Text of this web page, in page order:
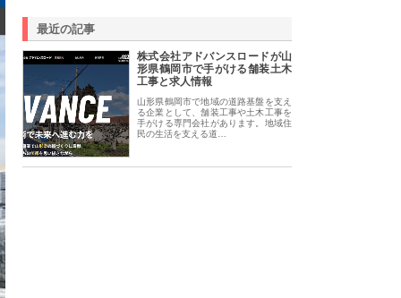
最近の記事
株式会社アドバンスロードが山
形県鶴岡市で手がける舗装土木
工事と求人情報
山形県鶴岡市で地域の道路基盤を支え
る企業として、舗装工事や土木工事を
手がける専門会社があります。地域住
民の生活を支える道…